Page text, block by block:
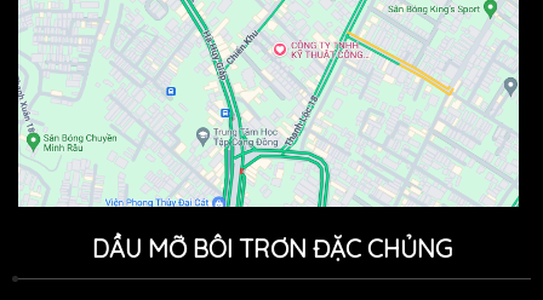
DẦU MỠ BÔI TRƠN ĐẶC CHỦNG